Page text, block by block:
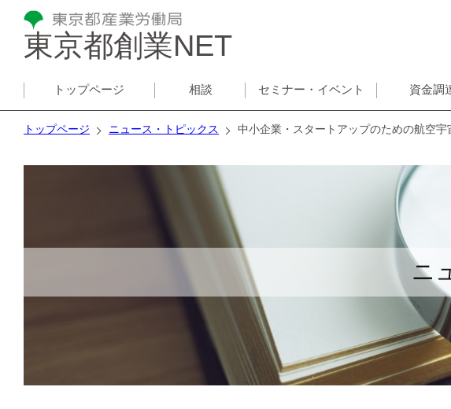
東京都創業NET
トップページ 相談 セミナー・イベント 資金調
トップページ ニュース・トピックス 中小企業・スタートアップのための航空
ニ